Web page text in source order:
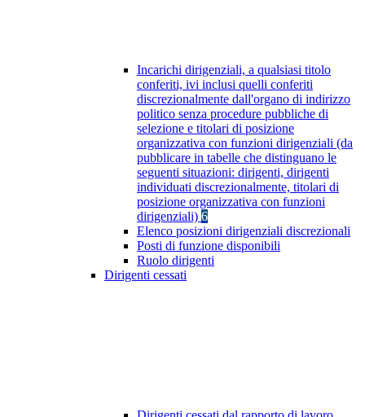
Incarichi dirigenziali, a qualsiasi titolo
conferiti, ivi inclusi quelli conferiti
discrezionalmente dall'organo di indirizzo
politico senza procedure pubbliche di
selezione e titolari di posizione
organizzativa con funzioni dirigenziali (da
pubblicare in tabelle che distinguano le
seguenti situazioni: dirigenti, dirigenti
individuati discrezionalmente, titolari di
posizione organizzativa con funzioni
dirigenziali) 6
Elenco posizioni dirigenziali discrezionali
Posti di funzione disponibili
Ruolo dirigenti
Dirigenti cessati